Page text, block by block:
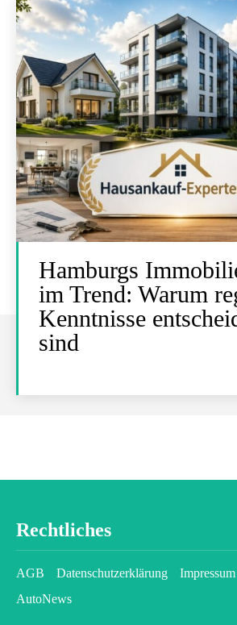
Hamburgs
im Trend: Warum
Kenntnisse
sind
Rechtliches
AGB Datenschutzerklärung Impressum
AutoNews